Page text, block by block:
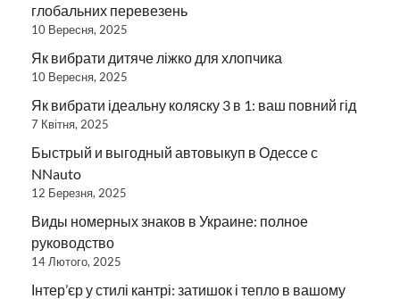
глобальних перевезень
10 Вересня, 2025
Як вибрати дитяче ліжко для хлопчика
10 Вересня, 2025
Як вибрати ідеальну коляску 3 в 1: ваш повний гід
7 Квітня, 2025
Быстрый и выгодный автовыкуп в Одессе с
NNauto
12 Березня, 2025
Виды номерных знаков в Украине: полное
руководство
14 Лютого, 2025
Інтер’єр у стилі кантрі: затишок і тепло в вашому